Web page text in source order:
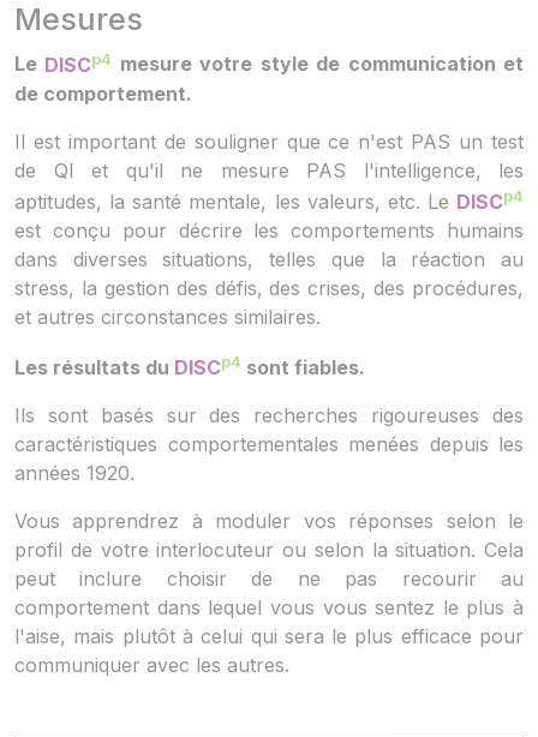
Mesures
Le DISCp4 mesure votre style de communication et
de comportement.
Il est important de souligner que ce n'est PAS un test
de QI et qu'il ne mesure PAS l'intelligence, les
aptitudes, la santé mentale, les valeurs, etc. Le DISCp4
est conçu pour décrire les comportements humains
dans diverses situations, telles que la réaction au
stress, la gestion des défis, des crises, des procédures,
et autres circonstances similaires.
Les résultats du DISCp4 sont fiables.
Ils sont basés sur des recherches rigoureuses des
caractéristiques comportementales menées depuis les
années 1920.
Vous apprendrez à moduler vos réponses selon le
profil de votre interlocuteur ou selon la situation. Cela
peut inclure choisir de ne pas recourir au
comportement dans lequel vous vous sentez le plus à
l'aise, mais plutôt à celui qui sera le plus efficace pour
communiquer avec les autres.